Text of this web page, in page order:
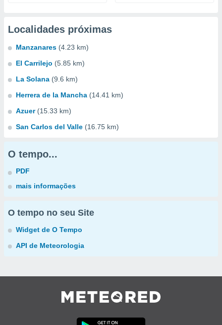
Localidades próximas
Manzanares (4.23 km)
El Carrilejo (5.85 km)
La Solana (9.6 km)
Herrera de la Mancha (14.41 km)
Azuer (15.33 km)
San Carlos del Valle (16.75 km)
O tempo...
PDF
mais informações
O tempo no seu Site
Widget de O Tempo
API de Meteorologia